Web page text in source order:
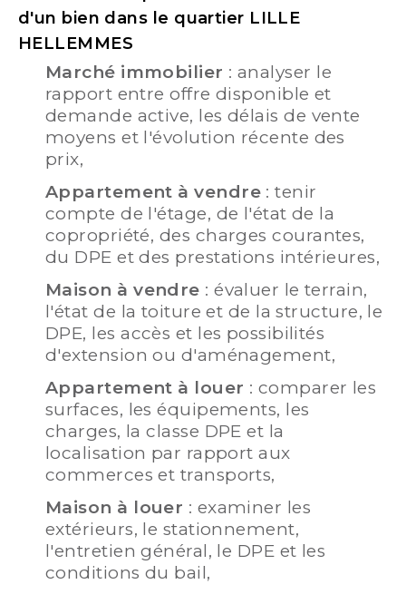
d'un bien dans le quartier LILLE
HELLEMMES
Marché immobilier : analyser le
rapport entre offre disponible et
demande active, les délais de vente
moyens et l'évolution récente des
prix,
Appartement à vendre : tenir
compte de l'étage, de l'état de la
copropriété, des charges courantes,
du DPE et des prestations intérieures,
Maison à vendre : évaluer le terrain,
l'état de la toiture et de la structure, le
DPE, les accès et les possibilités
d'extension ou d'aménagement,
Appartement à louer : comparer les
surfaces, les équipements, les
charges, la classe DPE et la
localisation par rapport aux
commerces et transports,
Maison à louer : examiner les
extérieurs, le stationnement,
l'entretien général, le DPE et les
conditions du bail,